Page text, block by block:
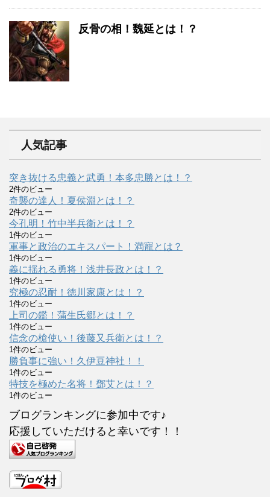
反骨の相！魏延とは！？
人気記事
突き抜ける忠義と武勇！本多忠勝とは！？
2件のビュー
奇襲の達人！夏侯淵とは！？
2件のビュー
今孔明！竹中半兵衛とは！？
1件のビュー
軍事と政治のエキスパート！満寵とは？
1件のビュー
義に揺れる勇将！浅井長政とは！？
1件のビュー
究極の忍耐！徳川家康とは！？
1件のビュー
上司の鑑！蒲生氏郷とは！？
1件のビュー
信念の槍使い！後藤又兵衛とは！？
1件のビュー
勝負事に強い！久伊豆神社！！
1件のビュー
特技を極めた名将！鄧艾とは！？
1件のビュー
ブログランキングに参加中です♪
応援していただけると幸いです！！